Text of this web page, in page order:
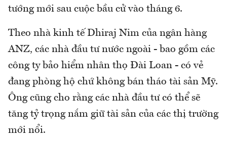
tướng mới sau cuộc bầu cử vào tháng 6.
Theo nhà kinh tế Dhiraj Nim của ngân hàng
ANZ, các nhà đầu tư nước ngoài - bao gồm các
công ty bảo hiểm nhân thọ Đài Loan - có vẻ
đang phòng hộ chứ không bán tháo tài sản Mỹ.
Ông cũng cho rằng các nhà đầu tư có thể sẽ
tăng tỷ trọng nắm giữ tài sản của các thị trường
mới nổi.